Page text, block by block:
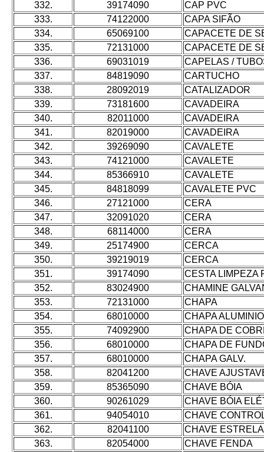
332.
39174090
CAP PVC
333.
74122000
CAPA SIFÃO
334.
65069100
CAPACETE DE
335.
72131000
CAPACETE DE
336.
69031019
CAPELAS /
337.
84819090
CARTUCHO
338.
28092019
CATALIZADOR
339.
73181600
CAVADEIRA
340.
82011000
CAVADEIRA
341.
82019000
CAVADEIRA
342.
39269090
CAVALETE
343.
74121000
CAVALETE
344.
85366910
CAVALETE
345.
84818099
CAVALETE PVC
346.
27121000
CERA
347.
32091020
CERA
348.
68114000
CERA
349.
25174900
CERCA
350.
39219019
CERCA
351.
39174090
CESTA LIMPEZA
352.
83024900
CHAMINE
353.
72131000
CHAPA
354.
68010000
CHAPA ALUMINIO
355.
74092900
CHAPA DE
356.
68010000
CHAPA DE
357.
68010000
CHAPA GALV.
358.
82041200
CHAVE
359.
85365090
CHAVE BÓIA
360.
90261029
CHAVE BÓIA
361.
94054010
CHAVE
362.
82041100
CHAVE ESTRELA
363.
82054000
CHAVE FENDA